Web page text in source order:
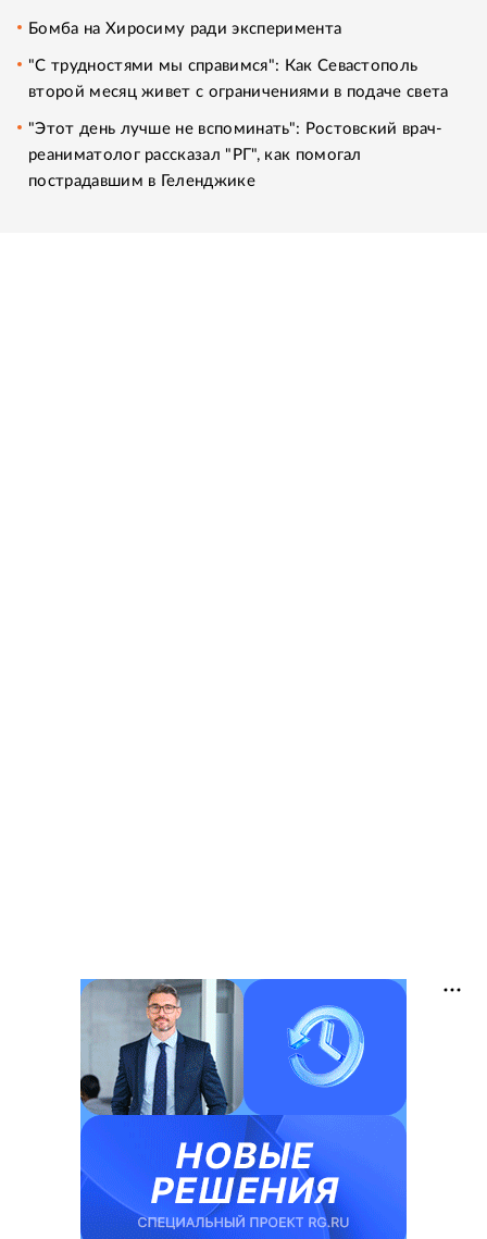
Бомба на Хиросиму ради эксперимента
"С трудностями мы справимся": Как Севастополь
второй месяц живет с ограничениями в подаче света
"Этот день лучше не вспоминать": Ростовский врач-
реаниматолог рассказал "РГ", как помогал
пострадавшим в Геленджике